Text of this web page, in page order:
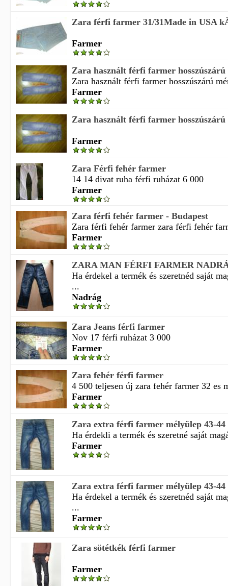
Zara férfi farmer 31/31Made in USA
Farmer
Zara használt férfi farmer hosszúszárú
Zara használt férfi farmer hosszúszárú
Farmer
Zara használt férfi farmer hosszúszárú
Farmer
Zara Férfi fehér farmer
14 14 divat ruha férfi ruházat 6 000
Farmer
Zara férfi fehér farmer - Budapest
Zara férfi fehér farmer zara férfi fehér
Farmer
ZARA MAN FÉRFI FARMER
Ha érdekel a termék és szeretnéd saját
...
Nadrág
Zara Jeans férfi farmer
Nov 17 férfi ruházat 3 000
Farmer
Zara fehér férfi farmer
4 500 teljesen új zara fehér farmer 32 es
Farmer
Zara extra férfi farmer mélyülep 43-
Ha érdekli a termék és szeretné saját
Farmer
Zara extra férfi farmer mélyülep 43-
Ha érdekel a termék és szeretnéd saját
...
Farmer
Zara sötétkék férfi farmer
Farmer